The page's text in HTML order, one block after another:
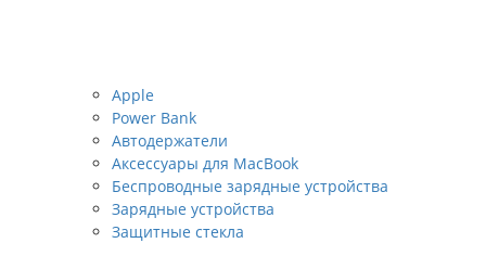
Apple
Power Bank
Автодержатели
Аксессуары для MacBook
Беспроводные зарядные устройства
Зарядные устройства
Защитные стекла